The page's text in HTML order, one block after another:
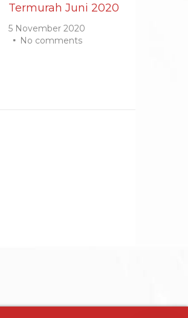
Termurah Juni 2020
5 November 2020
No comments